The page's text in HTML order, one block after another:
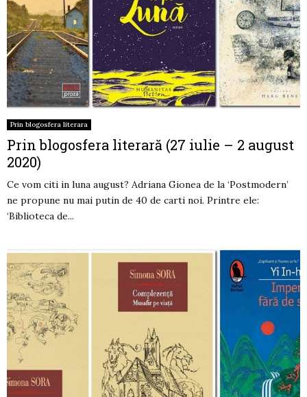
Prin blogosfera literara
Prin blogosfera literară (27 iulie – 2 august
2020)
Ce vom citi in luna august? Adriana Gionea de la ‘Postmodern’
ne propune nu mai putin de 40 de carti noi. Printre ele:
‘Biblioteca de...